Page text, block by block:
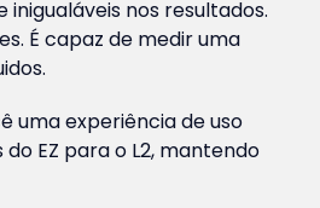
nos resultados.
É capaz de medir uma
uma experiência de uso
EZ para o L2, mantendo